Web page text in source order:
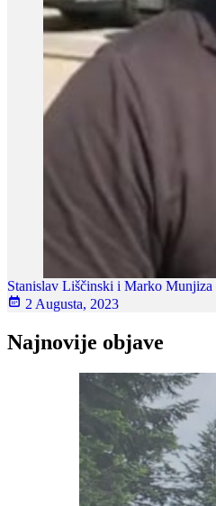
Stanislav Liščinski i Marko
2 Augusta, 2023
Najnovije objave